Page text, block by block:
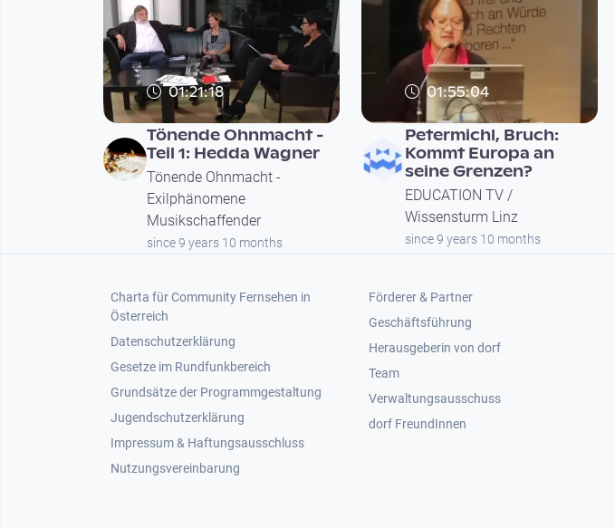
01:21:18
Tönende Ohnmacht -
Teil 1: Hedda Wagner
Tönende Ohnmacht -
Exilphänomene
Musikschaffender
since 9 years 10 months
01:55:04
Petermichl, Bruch:
Kommt Europa an
seine Grenzen?
EDUCATION TV /
Wissensturm Linz
since 9 years 10 months
Footer 1
Charta für Community Fernsehen in
Österreich
Datenschutzerklärung
Gesetze im Rundfunkbereich
Grundsätze der Programmgestaltung
Jugendschutzerklärung
Impressum & Haftungsausschluss
Nutzungsvereinbarung
Footer 2
Förderer & Partner
Geschäftsführung
Herausgeberin von dorf
Team
Verwaltungsausschuss
dorf FreundInnen